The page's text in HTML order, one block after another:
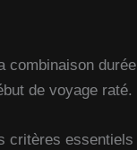
combinaison durée
de voyage raté.
critères essentiels